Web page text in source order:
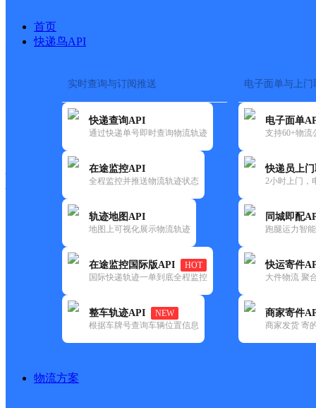
首页
快递鸟API
实时查询与订阅推送
快递查询API
通过快递单号即时查询物流轨迹
在途监控API
全程监控并推送物流轨迹状态
轨迹地图API
地图上可视化展示物流轨迹
在途监控国际版API
HOT
国际快递轨迹一单到底全程监控
整车轨迹API
NEW
根据车牌号查询车辆位置信息
电子面单与上门
电子面单
支持60+物流
快递员上
2小时上门，
同城即配
跑腿运力智
快运寄件
大件物流 聚
商家寄件
商家发货 寄
物流方案
快运大全 快递时效
中通
唐山开平区
更新时间：2022-07-14 00:00:00
所属快递：中通快递
所属区域：河北省-唐山市-开平区